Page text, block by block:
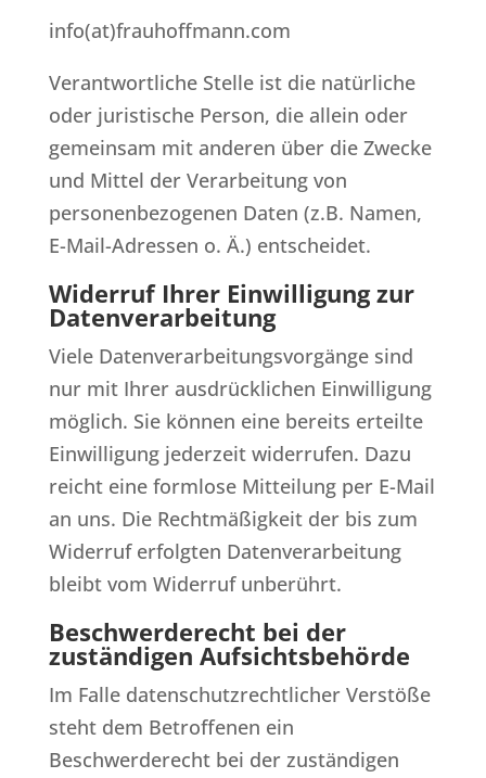
info(at)frauhoffmann.com
Verantwortliche Stelle ist die natürliche
oder juristische Person, die allein oder
gemeinsam mit anderen über die Zwecke
und Mittel der Verarbeitung von
personenbezogenen Daten (z.B. Namen,
E-Mail-Adressen o. Ä.) entscheidet.
Widerruf Ihrer Einwilligung zur
Datenverarbeitung
Viele Datenverarbeitungsvorgänge sind
nur mit Ihrer ausdrücklichen Einwilligung
möglich. Sie können eine bereits erteilte
Einwilligung jederzeit widerrufen. Dazu
reicht eine formlose Mitteilung per E-Mail
an uns. Die Rechtmäßigkeit der bis zum
Widerruf erfolgten Datenverarbeitung
bleibt vom Widerruf unberührt.
Beschwerderecht bei der
zuständigen Aufsichtsbehörde
Im Falle datenschutzrechtlicher Verstöße
steht dem Betroffenen ein
Beschwerderecht bei der zuständigen